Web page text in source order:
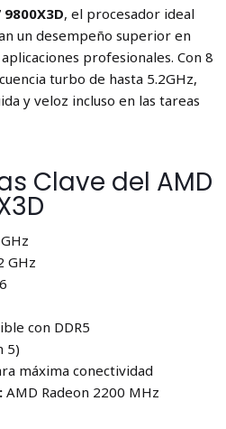
9800X3D, el procesador ideal
un desempeño superior en
profesionales. Con 8
turbo de hasta 5.2GHz,
y veloz incluso en las tareas
Clave del AMD
GHz
con DDR5
5)
máxima conectividad
AMD Radeon 2200 MHz